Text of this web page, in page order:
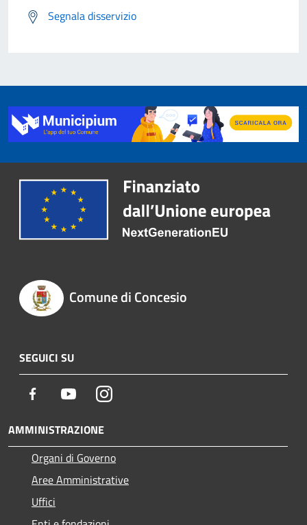
Segnala disservizio
Comune di Concesio
SEGUICI SU
Facebook YoutubeInstagram
AMMINISTRAZIONE
Organi di Governo
Aree Amministrative
Uffici